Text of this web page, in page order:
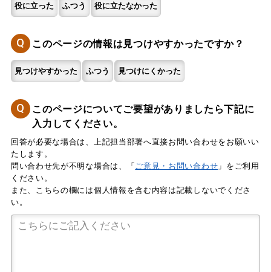
役に立った ふつう 役に立たなかった
Q このページの情報は見つけやすかったですか？
見つけやすかった ふつう 見つけにくかった
Q
このページについてご要望がありましたら下記に
入力してください。
回答が必要な場合は、上記担当部署へ直接お問い合わせをお願いい
たします。
問い合わせ先が不明な場合は、「 ご意見・お問い合わせ 」をご利用
ください。
また、こちらの欄には個人情報を含む内容は記載しないでくださ
い。